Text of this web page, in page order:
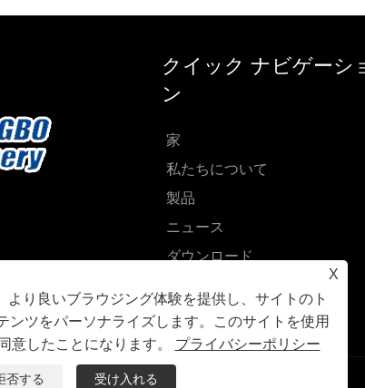
X
より良いブラウジング体験を提供し、サイトのト
ンツをパーソナライズします。このサイトを使用
意したことになります。 プライバシーポリシー
否する 受け入れる
クイック ナビゲーシ
ン
家
私たちについて
製品
ニュース
ダウンロード
お問い合わせ